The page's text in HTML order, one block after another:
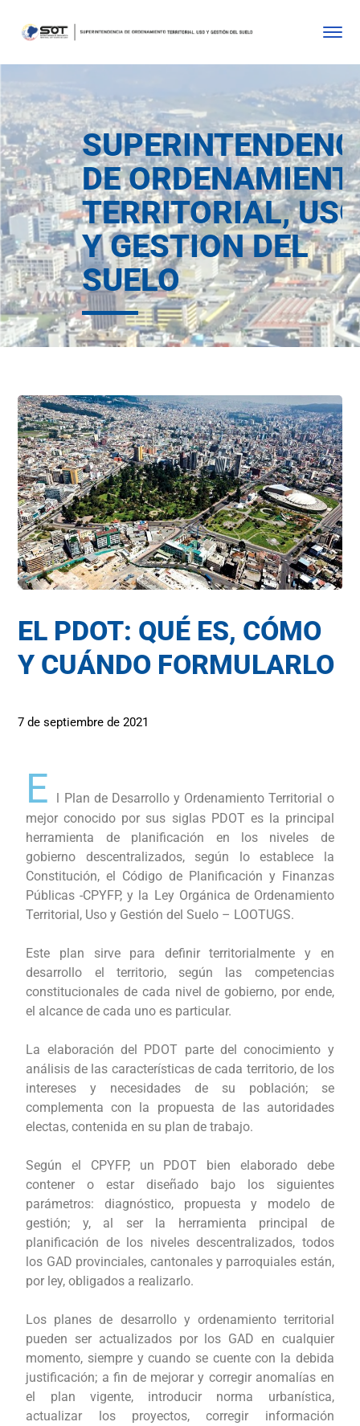
DE
TERRITORIAL,
Y GESTION DEL
SUELO
EL PDOT: QUÉ ES, CÓMO
Y CUÁNDO FORMULARLO
7 de septiembre de 2021
E
l Plan de Desarrollo y Ordenamiento Territorial o
mejor conocido por sus siglas PDOT es la principal
herramienta de planificación en los niveles de
gobierno descentralizados, según lo establece la
Constitución, el Código de Planificación y Finanzas
Públicas -CPYFP, y la Ley Orgánica de Ordenamiento
Territorial, Uso y Gestión del Suelo – LOOTUGS.
Este plan sirve para definir territorialmente y en
desarrollo el territorio, según las competencias
constitucionales de cada nivel de gobierno, por ende,
el alcance de cada uno es particular.
La elaboración del PDOT parte del conocimiento y
análisis de las características de cada territorio, de los
intereses y necesidades de su población; se
complementa con la propuesta de las autoridades
electas, contenida en su plan de trabajo.
Según el CPYFP, un PDOT bien elaborado debe
contener o estar diseñado bajo los siguientes
parámetros: diagnóstico, propuesta y modelo de
gestión; y, al ser la herramienta principal de
planificación de los niveles descentralizados, todos
los GAD provinciales, cantonales y parroquiales están,
por ley, obligados a realizarlo.
Los planes de desarrollo y ordenamiento territorial
pueden ser actualizados por los GAD en cualquier
momento, siempre y cuando se cuente con la debida
justificación; a fin de mejorar y corregir anomalías en
el plan vigente, introducir norma urbanística,
actualizar los proyectos, corregir información